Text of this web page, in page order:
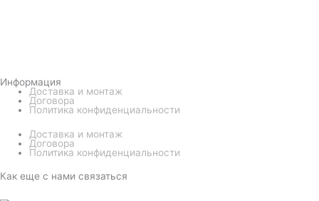
Информация
Доставка и монтаж
Договора
Политика конфиденциальности
Доставка и монтаж
Договора
Политика конфиденциальности
Как еще с нами связаться